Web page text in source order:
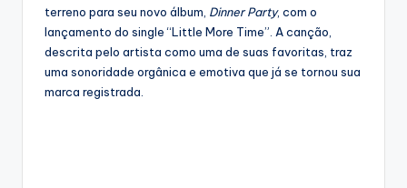
terreno para seu novo álbum, Dinner Party, com o
lançamento do single “Little More Time”. A canção,
descrita pelo artista como uma de suas favoritas, traz
uma sonoridade orgânica e emotiva que já se tornou sua
marca registrada.